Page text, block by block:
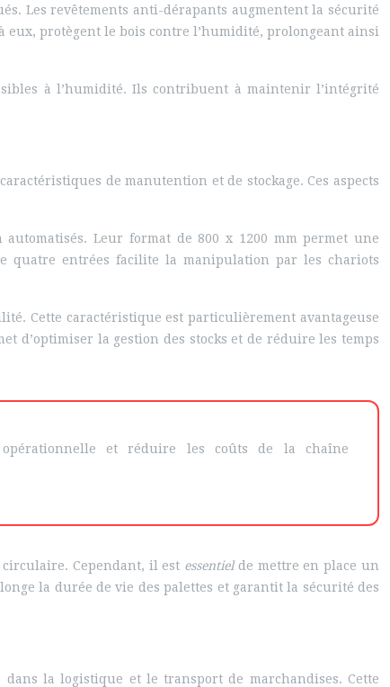
Les revêtements anti-dérapants augmentent la sécurité
protègent le bois contre l’humidité, prolongeant ainsi
à l’humidité. Ils contribuent à maintenir l’intégrité
de manutention et de stockage. Ces aspects
Leur format de 800 x 1200 mm permet une
quatre entrées facilite la manipulation par les chariots
Cette caractéristique est particulièrement avantageuse
d’optimiser la gestion des stocks et de réduire les temps
opérationnelle et réduire les coûts de la chaîne
Cependant, il est essentiel de mettre en place un
la durée de vie des palettes et garantit la sécurité des
la logistique et le transport de marchandises. Cette